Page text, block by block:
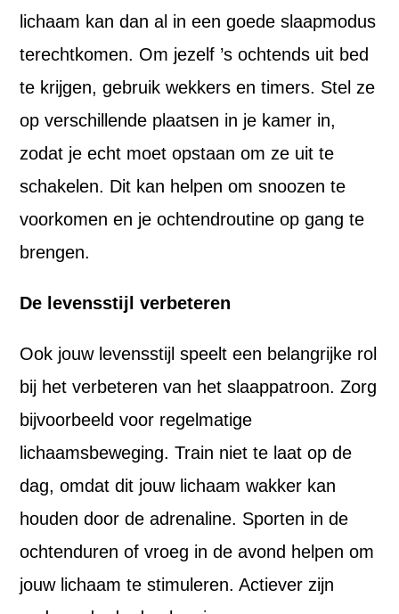
lichaam kan dan al in een goede slaapmodus
terechtkomen. Om jezelf ’s ochtends uit bed
te krijgen, gebruik wekkers en timers. Stel ze
op verschillende plaatsen in je kamer in,
zodat je echt moet opstaan om ze uit te
schakelen. Dit kan helpen om snoozen te
voorkomen en je ochtendroutine op gang te
brengen.
De levensstijl verbeteren
Ook jouw levensstijl speelt een belangrijke rol
bij het verbeteren van het slaappatroon. Zorg
bijvoorbeeld voor regelmatige
lichaamsbeweging. Train niet te laat op de
dag, omdat dit jouw lichaam wakker kan
houden door de adrenaline. Sporten in de
ochtenduren of vroeg in de avond helpen om
jouw lichaam te stimuleren. Actiever zijn